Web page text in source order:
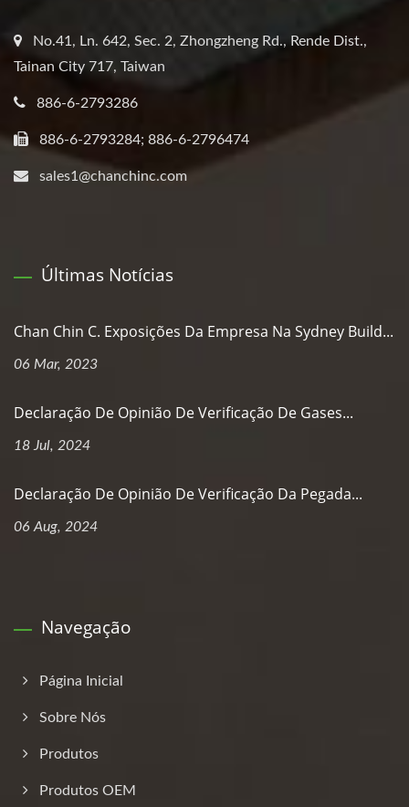
No.41, Ln. 642, Sec. 2, Zhongzheng Rd., Rende Dist.,
Tainan City 717, Taiwan
886-6-2793286
886-6-2793284; 886-6-2796474
sales1@chanchinc.com
Últimas Notícias
Chan Chin C. Exposições Da Empresa Na Sydney Build...
06 Mar, 2023
Declaração De Opinião De Verificação De Gases...
18 Jul, 2024
Declaração De Opinião De Verificação Da Pegada...
06 Aug, 2024
Navegação
Página Inicial
Sobre Nós
Produtos
Produtos OEM